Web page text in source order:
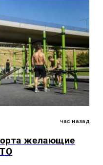
час назад
желающие